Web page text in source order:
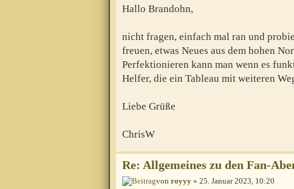
Hallo Brandohn,
nicht fragen, einfach mal ran und
freuen, etwas Neues aus dem hohen
Perfektionieren kann man wenn es
Helfer, die ein Tableau mit weiteren
Liebe Grüße
ChrisW
Re: Allgemeines zu den Fan-
von royyy » 25. Januar 2023, 10:20